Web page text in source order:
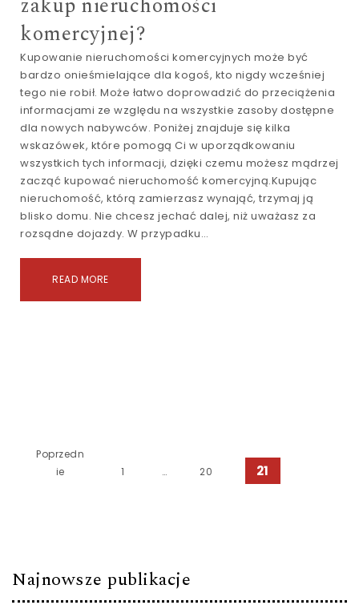
zakup nieruchomości
komercyjnej?
Kupowanie nieruchomości komercyjnych może być
bardzo onieśmielające dla kogoś, kto nigdy wcześniej
tego nie robił. Może łatwo doprowadzić do przeciążenia
informacjami ze względu na wszystkie zasoby dostępne
dla nowych nabywców. Poniżej znajduje się kilka
wskazówek, które pomogą Ci w uporządkowaniu
wszystkich tych informacji, dzięki czemu możesz mądrzej
zacząć kupować nieruchomość komercyjną.Kupując
nieruchomość, którą zamierzasz wynająć, trzymaj ją
blisko domu. Nie chcesz jechać dalej, niż uważasz za
rozsądne dojazdy. W przypadku…
READ MORE
Stronicowanie wpisów
Poprzedn
ie
1 … 20 21
Najnowsze publikacje